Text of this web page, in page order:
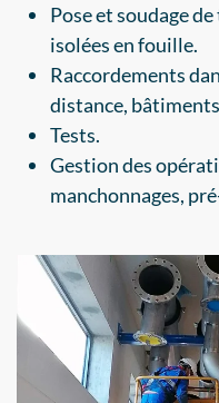
Pose et soudage
isolées en fouille.
Raccordements
distance,
Tests.
Gestion des
manchonnages,